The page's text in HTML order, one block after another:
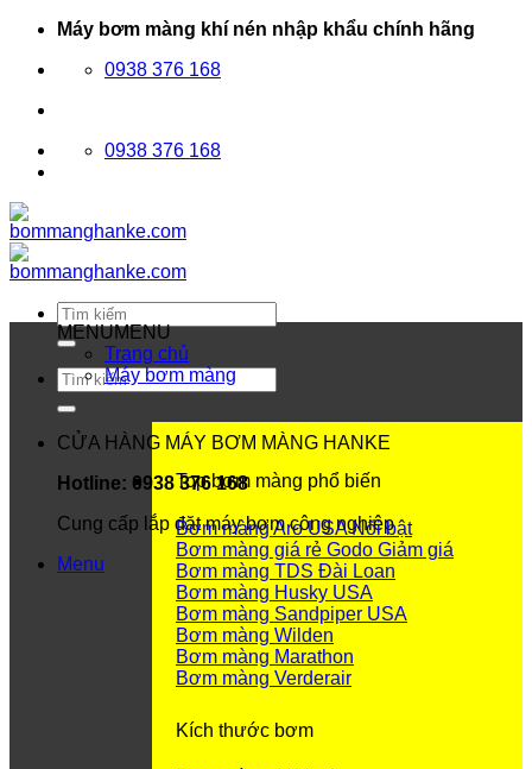
Máy bơm màng khí nén nhập khẩu chính hãng
0938 376 168
0938 376 168
Tìm
kiếm:
Tìm
kiếm:
CỬA HÀNG MÁY BƠM MÀNG HANKE
Hotline: 0938 376 168
Cung cấp lắp đặt máy bơm công nghiệp
Menu
MENUMENU
Trang chủ
Máy bơm màng
Top bơm màng phổ biến
Bơm màng Aro USA
Bơm màng giá rẻ Godo
Bơm màng TDS Đài Loan
Bơm màng Husky USA
Bơm màng Sandpiper USA
Bơm màng Wilden
Bơm màng Marathon
Bơm màng Verderair
Kích thước bơm